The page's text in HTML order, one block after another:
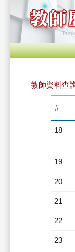
教師資料查
#
18
19
20
21
22
23